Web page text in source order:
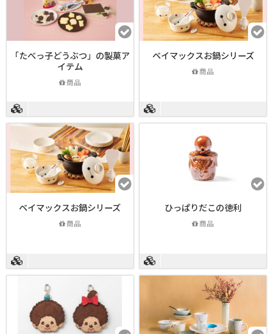
「たべっ子どうぶつ」の製菓ア
イテム
商品
ベイマックスお鍋シリーズ
商品
ベイマックスお鍋シリーズ
商品
ひっぱりだこの徳利
商品